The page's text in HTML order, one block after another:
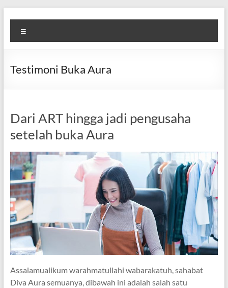
to
content
Diva
Aura
Pusat
Layanan
Buka
Testimoni Buka Aura
Dari ART hingga jadi pengusaha
setelah buka Aura
Assalamualikum warahmatullahi wabarakatuh, sahabat
Diva Aura semuanya, dibawah ini adalah salah satu